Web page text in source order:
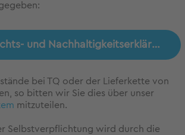
Menschenrechts- und Nachhaltigkeitserklärung
bei TQ oder der Lieferkette von
so bitten wir Sie dies über unser
mitzuteilen.
Selbstverpflichtung wird durch die